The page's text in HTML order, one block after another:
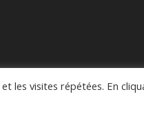
les visites répétées. En